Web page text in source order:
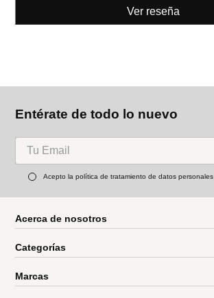
Ver reseña
Entérate de todo lo nuevo
Acepto la política de tratamiento de datos personales
Acerca de nosotros
Categorías
Marcas